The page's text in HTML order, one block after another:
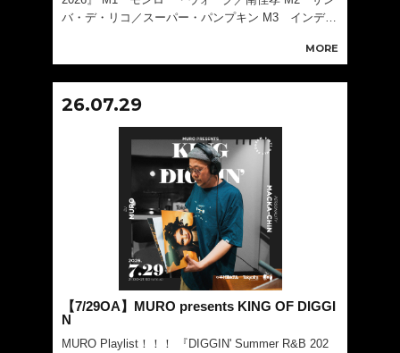
バ・デ・リコ／スーパー・パンプキン M3 インディ
MORE
26.07.29
【7/29OA】MURO presents KING OF DIGGI
N
MURO Playlist！！！ 『DIGGIN' Summer R&B 202